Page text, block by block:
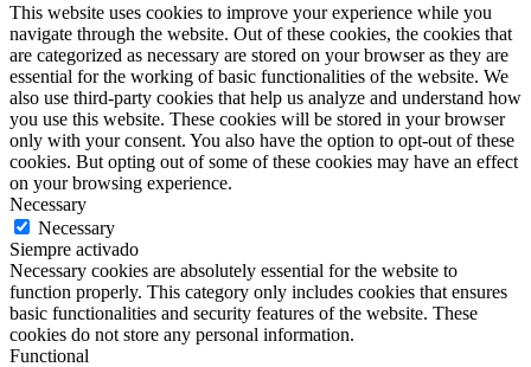
This website uses cookies to improve your experience while you
navigate through the website. Out of these cookies, the cookies that
are categorized as necessary are stored on your browser as they are
essential for the working of basic functionalities of the website. We
also use third-party cookies that help us analyze and understand how
you use this website. These cookies will be stored in your browser
only with your consent. You also have the option to opt-out of these
cookies. But opting out of some of these cookies may have an effect
on your browsing experience.
Necessary
Necessary
Siempre activado
Necessary cookies are absolutely essential for the website to
function properly. This category only includes cookies that ensures
basic functionalities and security features of the website. These
cookies do not store any personal information.
Functional